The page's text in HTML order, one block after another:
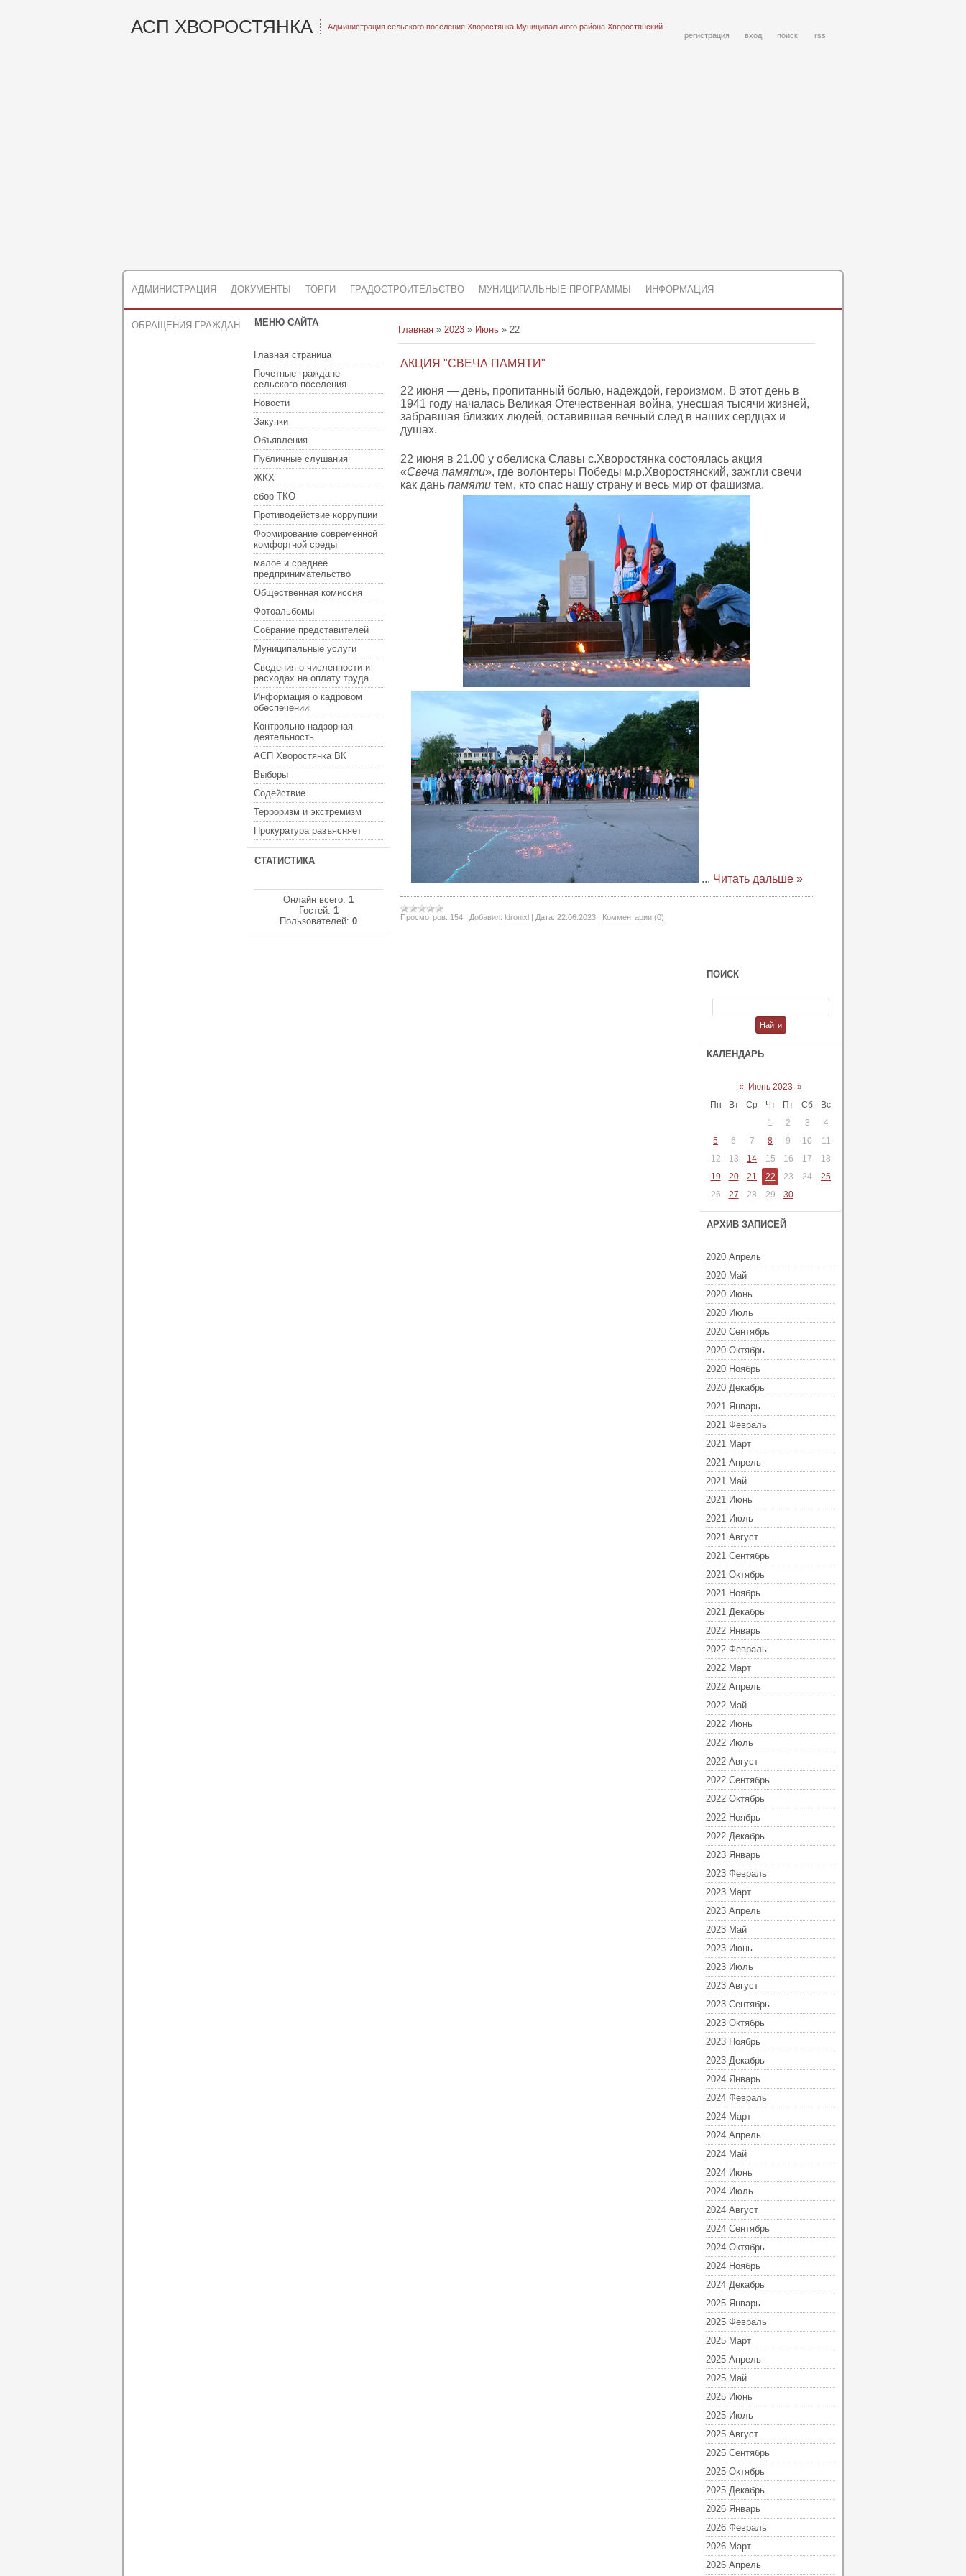
АСП ХВОРОСТЯНКА
Администрация сельского поселения Хворостянка Муниципального района Хворостянский
регистрация
вход поиск rss
АДМИНИСТРАЦИЯ ДОКУМЕНТЫ ТОРГИ ГРАДОСТРОИТЕЛЬСТВО МУНИЦИПАЛЬНЫЕ ПРОГРАММЫ ИНФОРМАЦИЯ
ОБРАЩЕНИЯ ГРАЖДАН МЕНЮ САЙТА
Главная страница
Почетные граждане
сельского поселения
Новости
Закупки
Объявления
Публичные слушания
ЖКХ
сбор ТКО
Противодействие коррупции
Формирование современной
комфортной среды
малое и среднее
предпринимательство
Общественная комиссия
Фотоальбомы
Собрание представителей
Муниципальные услуги
Сведения о численности и
расходах на оплату труда
Информация о кадровом
обеспечении
Контрольно-надзорная
деятельность
АСП Хворостянка ВК
Выборы
Содействие
Терроризм и экстремизм
Прокуратура разъясняет
СТАТИСТИКА
Онлайн всего: 1
Гостей: 1
Пользователей: 0
Главная » 2023 » Июнь » 22
АКЦИЯ "СВЕЧА ПАМЯТИ"
22 июня — день, пропитанный болью, надеждой, героизмом. В этот день в
1941 году началась Великая Отечественная война, унесшая тысячи жизней,
забравшая близких людей, оставившая вечный след в наших сердцах и
душах.
22 июня в 21.00 у обелиска Славы с.Хворостянка состоялась акция
«Свеча памяти», где волонтеры Победы м.р.Хворостянский, зажгли свечи
как дань памяти тем, кто спас нашу страну и весь мир от фашизма.
... Читать дальше »
Просмотров: 154 | Добавил: ldronixl | Дата: 22.06.2023 | Комментарии (0)
ПОИСК
КАЛЕНДАРЬ
« Июнь 2023 »
Пн
Вт Ср Чт Пт Сб
Вс
1
2 3
4
5
6 7 8 9 10
11
12
13 14 15 16 17
18
19
20 21 22 23 24
25
26
27 28 29 30
АРХИВ ЗАПИСЕЙ
2020 Апрель
2020 Май
2020 Июнь
2020 Июль
2020 Сентябрь
2020 Октябрь
2020 Ноябрь
2020 Декабрь
2021 Январь
2021 Февраль
2021 Март
2021 Апрель
2021 Май
2021 Июнь
2021 Июль
2021 Август
2021 Сентябрь
2021 Октябрь
2021 Ноябрь
2021 Декабрь
2022 Январь
2022 Февраль
2022 Март
2022 Апрель
2022 Май
2022 Июнь
2022 Июль
2022 Август
2022 Сентябрь
2022 Октябрь
2022 Ноябрь
2022 Декабрь
2023 Январь
2023 Февраль
2023 Март
2023 Апрель
2023 Май
2023 Июнь
2023 Июль
2023 Август
2023 Сентябрь
2023 Октябрь
2023 Ноябрь
2023 Декабрь
2024 Январь
2024 Февраль
2024 Март
2024 Апрель
2024 Май
2024 Июнь
2024 Июль
2024 Август
2024 Сентябрь
2024 Октябрь
2024 Ноябрь
2024 Декабрь
2025 Январь
2025 Февраль
2025 Март
2025 Апрель
2025 Май
2025 Июнь
2025 Июль
2025 Август
2025 Сентябрь
2025 Октябрь
2025 Декабрь
2026 Январь
2026 Февраль
2026 Март
2026 Апрель